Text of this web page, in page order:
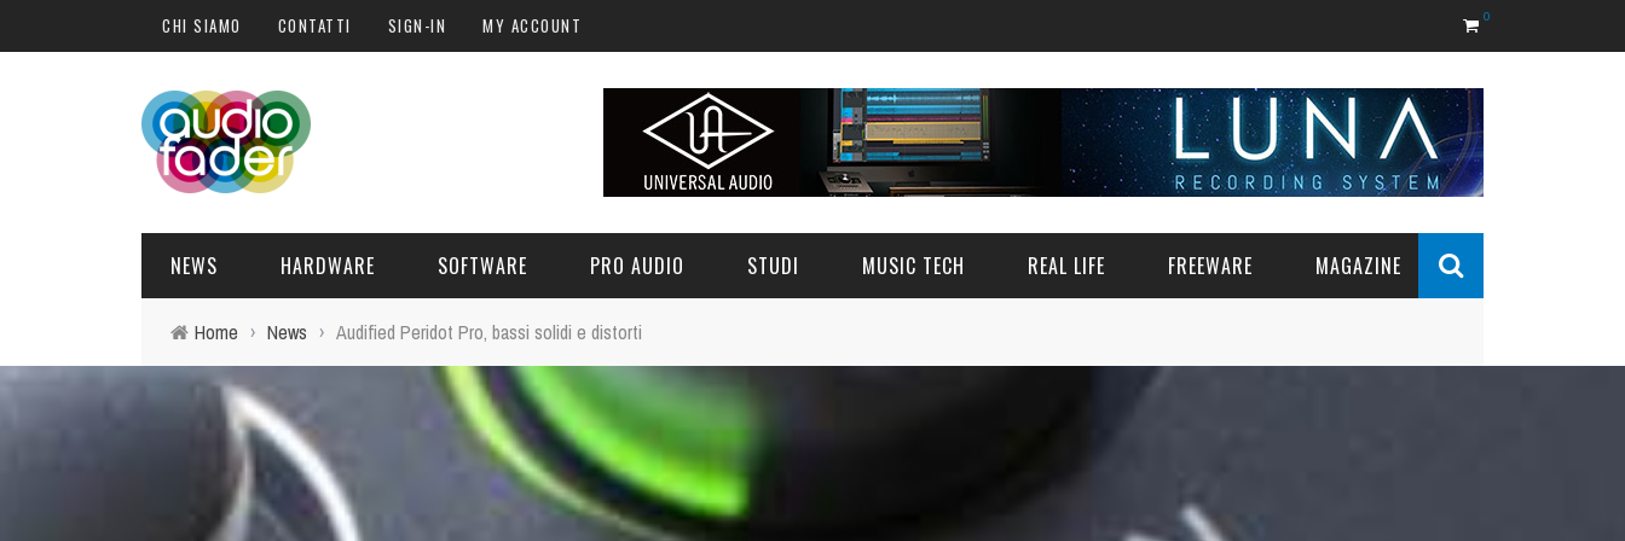
CHI SIAMO CONTATTI SIGN-IN MY ACCOUNT 0
NEWS
SOFTWARE
HARDWARE
ATTUALITÀ
OFFERTE
HARDWARE SOFTWARE PRO AUDIO
SOUND ENGINE
POST PRO
FORMAZIONE
STUDI MUSIC TECH
SYNTH
DJ PRODUCER
CONTROLLER
DRUM PERC
REAL LIFE
BLOGGER
INTERVISTE
TAVOLE ROTONDE
FREEWARE
PLUG-IN
SYNTH
SAMPLE
GUITAR
MAGAZINE
Home › News › Audified Peridot Pro, bassi solidi e distorti